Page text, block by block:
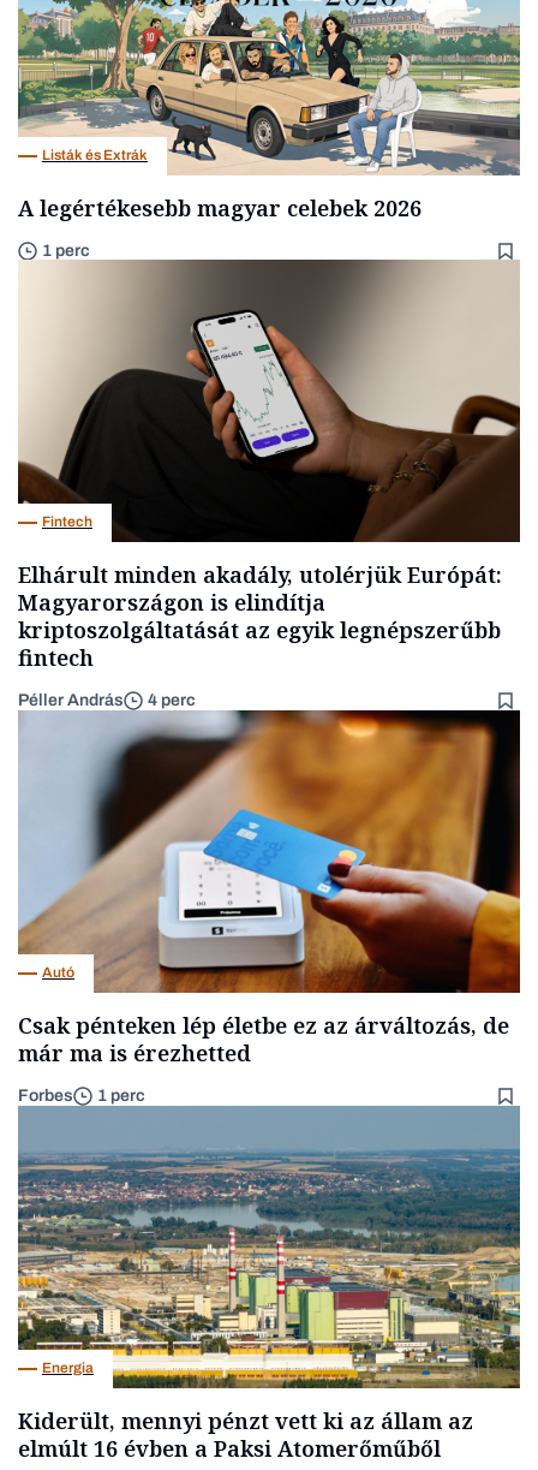
Listák és Extrák
A legértékesebb magyar celebek 2026
1 perc
Fintech
Elhárult minden akadály, utolérjük Európát:
Magyarországon is elindítja
kriptoszolgáltatását az egyik legnépszerűbb
fintech
Péller András 4 perc
Autó
Csak pénteken lép életbe ez az árváltozás, de
már ma is érezhetted
Forbes 1 perc
Energia
Kiderült, mennyi pénzt vett ki az állam az
elmúlt 16 évben a Paksi Atomerőműből